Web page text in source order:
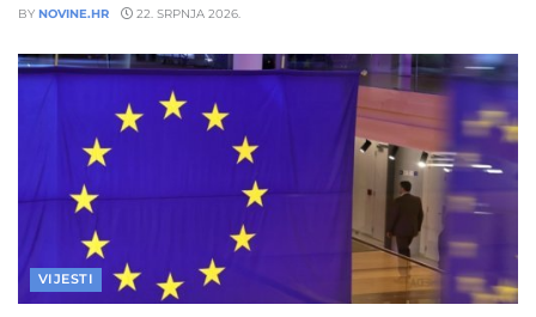
BY NOVINE.HR 22. SRPNJA 2026.
VIJESTI